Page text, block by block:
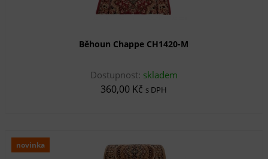
Běhoun Chappe CH1420-M
Dostupnost: skladem
360,00 Kč s DPH
novinka